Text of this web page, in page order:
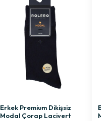
Erkek Premium Dikişsiz
Modal Çorap Lacivert